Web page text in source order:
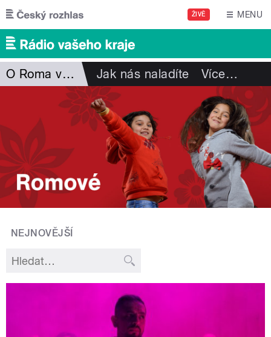
Přejít k hlavnímu obsahu
ŽIVĚ MENU
O Roma vakeren Jak nás naladíte Více…
NEJNOVĚJŠÍ